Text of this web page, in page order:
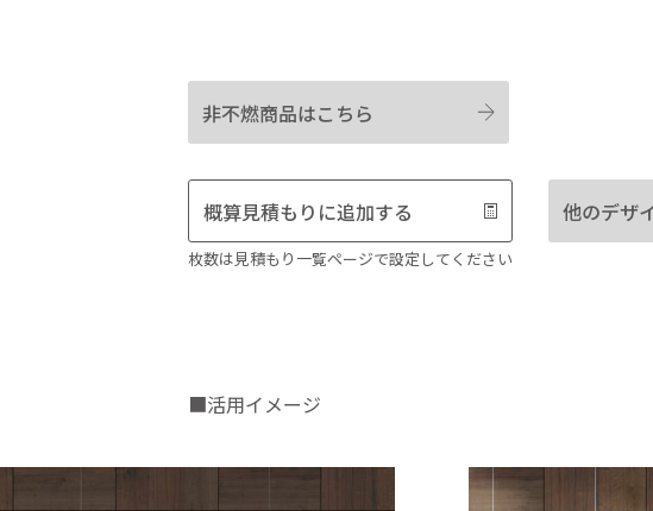
非不燃商品はこちら
概算見積もりに追加する
枚数は見積もり一覧ページで設定してください
他のデザ
■活用イメージ